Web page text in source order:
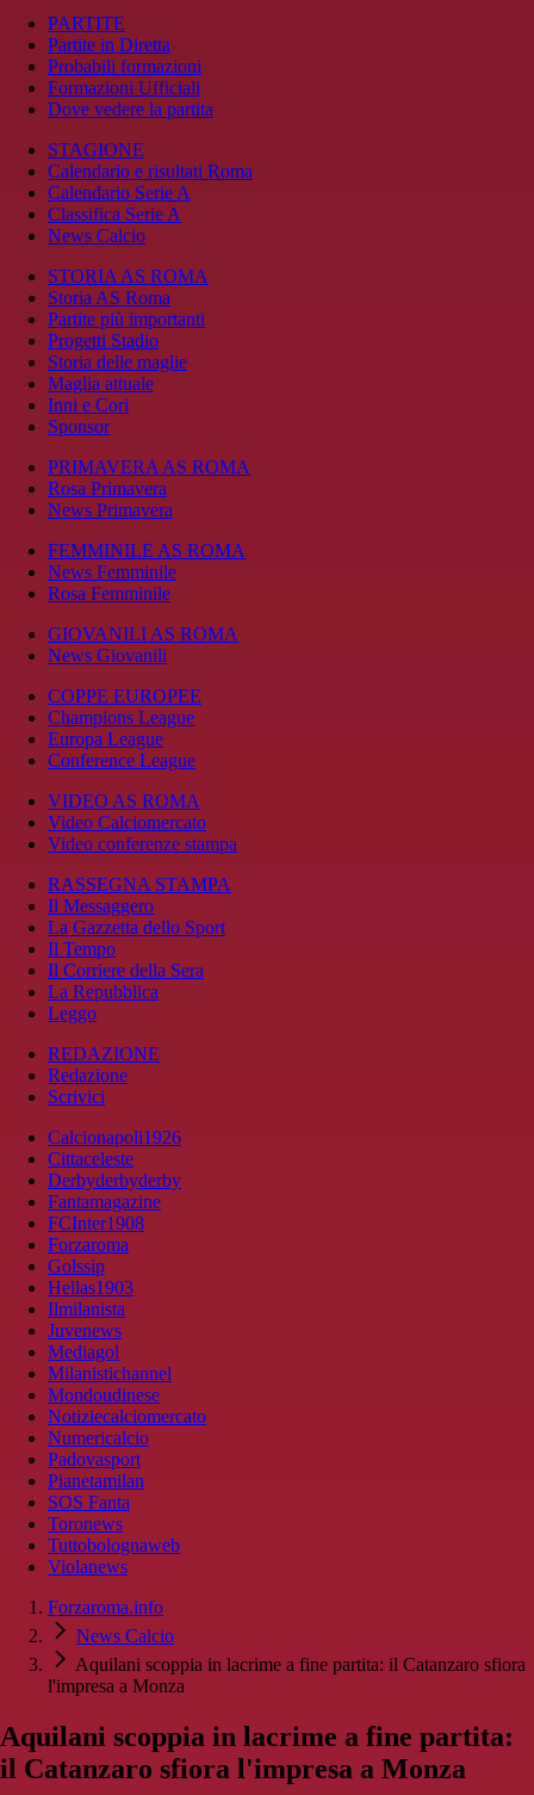
PARTITE
Partite in Diretta
Probabili formazioni
Formazioni Ufficiali
Dove vedere la partita
STAGIONE
Calendario e risultati Roma
Calendario Serie A
Classifica Serie A
News Calcio
STORIA AS ROMA
Storia AS Roma
Partite più importanti
Progetti Stadio
Storia delle maglie
Maglia attuale
Inni e Cori
Sponsor
PRIMAVERA AS ROMA
Rosa Primavera
News Primavera
FEMMINILE AS ROMA
News Femminile
Rosa Femminile
GIOVANILI AS ROMA
News Giovanili
COPPE EUROPEE
Champions League
Europa League
Conference League
VIDEO AS ROMA
Video Calciomercato
Video conferenze stampa
RASSEGNA STAMPA
Il Messaggero
La Gazzetta dello Sport
Il Tempo
Il Corriere della Sera
La Repubblica
Leggo
REDAZIONE
Redazione
Scrivici
Calcionapoli1926
Cittaceleste
Derbyderbyderby
Fantamagazine
FCInter1908
Forzaroma
Golssip
Hellas1903
Ilmilanista
Juvenews
Mediagol
Milanistichannel
Mondoudinese
Notiziecalciomercato
Numericalcio
Padovasport
Pianetamilan
SOS Fanta
Toronews
Tuttobolognaweb
Violanews
Forzaroma.info
News Calcio
Aquilani scoppia in lacrime a fine partita: il Catanzaro sfiora
l'impresa a Monza
Aquilani scoppia in lacrime a fine partita:
il Catanzaro sfiora l'impresa a Monza